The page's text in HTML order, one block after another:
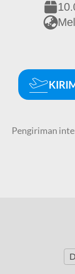
Pengiriman